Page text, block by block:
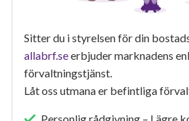
Sitter du i styrelsen för din
allabrf.seerbjuder marknadens
förvaltningstjänst.
Låt oss utmana er befintliga